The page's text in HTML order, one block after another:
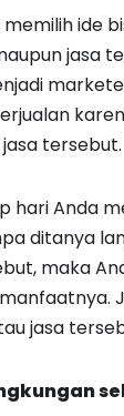
ide
jasa
tersebut.
hari Anda
ditanya
maka
jasa